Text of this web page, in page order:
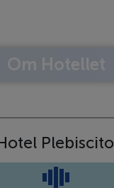
Plebiscito